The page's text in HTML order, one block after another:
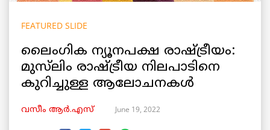
FEATURED SLIDE
ലൈംഗിക ന്യൂനപക്ഷ രാഷ്ട്രീയം:
മുസ്‌ലിം രാഷ്ട്രീയ നിലപാടിനെ
കുറിച്ചുള്ള ആലോചനകൾ
വസീം ആർ.എസ് June 19, 2022